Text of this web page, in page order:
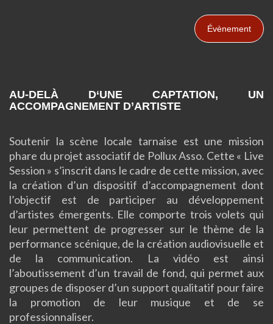
Évènement
AU-DELÀ D‘UNE CAPTATION, UN
ACCOMPAGNEMENT D’ARTISTE
Soutenir la scène locale tarnaise est une mission
phare du projet associatif de PolluxAsso. Cette « Live
Session » s’inscrit dans le cadre de cette mission, avec
la création d’un dispositif d’accompagnement dont
l’objectif est de participer au développement
d’artistes émergents. Elle comporte trois volets qui
leur permettent de progresser sur le thème de la
performance scénique, de la création audiovisuelle et
de la communication. La vidéo est ainsi
l’aboutissement d’un travail de fond, qui permet aux
groupes de disposer d’un support qualitatif pour faire
la promotion de leur musique et de se
professionnaliser.